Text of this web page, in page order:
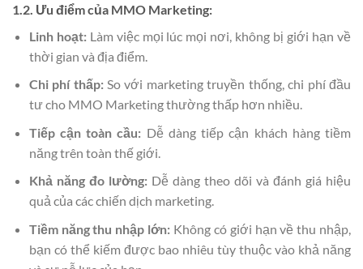
1.2. Ưu điểm của MMO Marketing:
Linh hoạt:Làm việc mọi lúc mọi nơi, không bị giới hạn về
thời gian và địa điểm.
Chi phí thấp:So với marketing truyền thống, chi phí đầu
tư cho MMO Marketing thường thấp hơn nhiều.
Tiếp cận toàn cầu: Dễ dàng tiếp cận khách hàng tiềm
năng trên toàn thế giới.
Khả năng đo lường:Dễ dàng theo dõi và đánh giá hiệu
quả của các chiến dịch marketing.
Tiềm năng thu nhập lớn: Không có giới hạn về thu nhập,
bạn có thể kiếm được bao nhiêu tùy thuộc vào khả năng